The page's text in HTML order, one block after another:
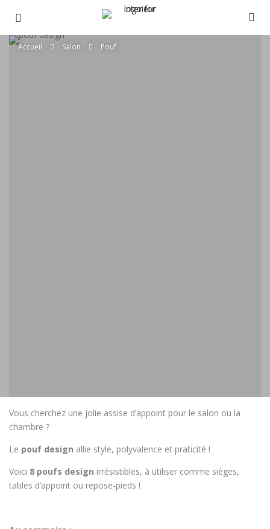
Accueil Salon Pouf
Vous cherchez une jolie assise d’appoint pour le salon ou la
chambre ?
Le pouf design allie style, polyvalence et praticité !
Voici 8 poufs design irrésistibles, à utiliser comme sièges,
tables d’appoint ou repose-pieds !